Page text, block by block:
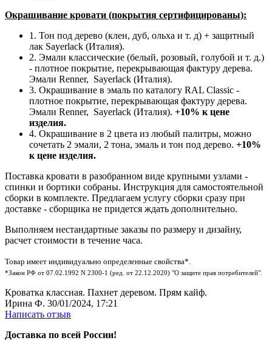
Окрашивание кровати (покрытия сертифицированы):
1. Тон под дерево (клен, дуб, ольха и т. д) + защитный
лак Sayerlack (Италия).
2. Эмали классические (белый, розовый, голубой и т. д.)
- плотное покрытие, перекрывающая фактуру дерева.
Эмали Renner, Sayerlack (Италия).
3. Окрашивание в эмаль по каталогу RAL Classic -
плотное покрытие, перекрывающая фактуру дерева.
Эмали Renner, Sayerlack (Италия). +10% к цене
изделия.
4. Окрашивание в 2 цвета из любый палитры, можно
сочетать 2 эмали, 2 тона, эмаль и тон под дерево. +10%
к цене изделия.
Поставка кровати в разобранном виде крупными узлами -
спинки и бортики собраны. Инструкция для самостоятельной
сборки в комплекте. Предлагаем услугу сборки сразу при
доставке - сборщика не придется ждать дополнительно.
Выполняем нестандартные заказы по размеру и дизайну,
расчет стоимости в течение часа.
Товар имеет индивидуально определенные свойства*.
*Закон РФ от 07.02.1992 N 2300-1 (ред. от 22.12.2020) "О защите прав потребителей".
Кроватка классная. Пахнет деревом. Прям кайф.
Ирина Ф. 30/01/2024, 17:21
Написать отзыв
Доставка по всей России!